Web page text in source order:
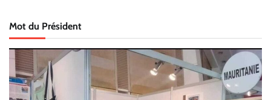
Mot du Président